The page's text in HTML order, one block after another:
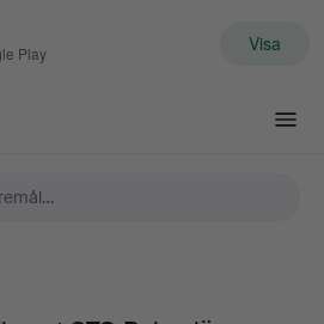
Play Visa